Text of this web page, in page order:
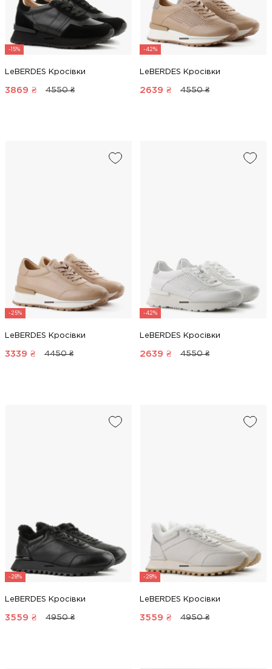
-15%
LeBERDES Кросівки
3869 ₴ 4550 ₴
-42%
LeBERDES Кросівки
2639 ₴ 4550 ₴
-25%
LeBERDES Кросівки
3339 ₴ 4450 ₴
-42%
LeBERDES Кросівки
2639 ₴ 4550 ₴
-28%
LeBERDES Кросівки
3559 ₴ 4950 ₴
-28%
LeBERDES Кросівки
3559 ₴ 4950 ₴